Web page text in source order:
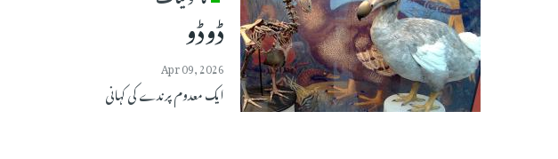
ڈوڈو
Apr 09, 2026
ایک معدوم پرندے کی کہانی